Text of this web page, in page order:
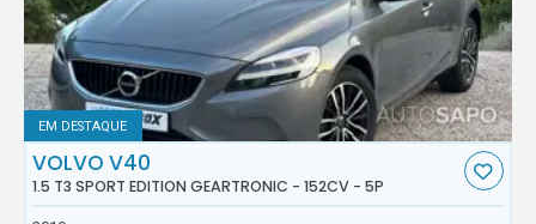
EM DESTAQUE
VOLVO V40
1.5 T3 SPORT EDITION GEARTRONIC - 152CV - 5P